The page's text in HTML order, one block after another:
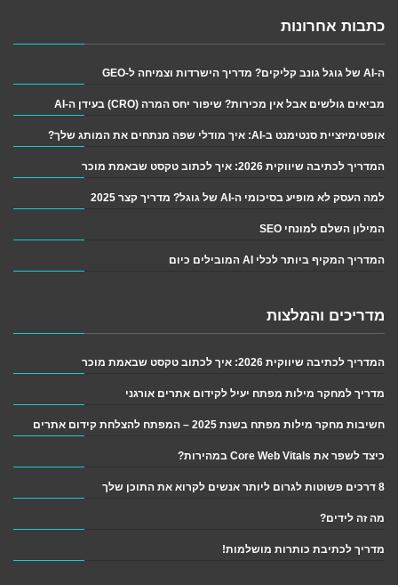
כתבות אחרונות
ה-AI של גוגל גונב קליקים? מדריך הישרדות וצמיחה ל-GEO
מביאים גולשים אבל אין מכירות? שיפור יחס המרה (CRO) בעידן ה-AI
אופטימיזציית סנטימנט ב-AI: איך מודלי שפה מנתחים את המותג שלך?
המדריך לכתיבה שיווקית 2026: איך לכתוב טקסט שבאמת מוכר
למה העסק לא מופיע בסיכומי ה-AI של גוגל? מדריך קצר 2025
המילון השלם למונחי SEO
המדריך המקיף ביותר לכלי AI המובילים כיום
מדריכים והמלצות
המדריך לכתיבה שיווקית 2026: איך לכתוב טקסט שבאמת מוכר
מדריך למחקר מילות מפתח יעיל לקידום אתרים אורגני
חשיבות מחקר מילות מפתח בשנת 2025 – המפתח להצלחת קידום אתרים
כיצד לשפר את Core Web Vitals במהירות?
8 דרכים פשוטות לגרום ליותר אנשים לקרוא את התוכן שלך
מה זה לידים?
מדריך לכתיבת כותרות מושלמות!